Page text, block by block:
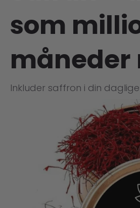
som
måneder
Inkluder saffron i din